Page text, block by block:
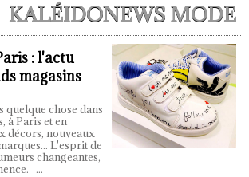
KALÉIDONEWS MODE
: l'actu
magasins
quelque chose dans
à Paris et en
décors, nouveaux
L'esprit de
changeantes,
...